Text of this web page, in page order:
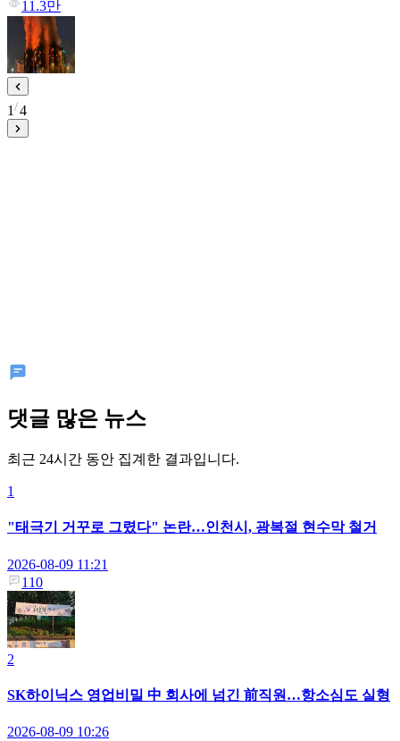
11.3만
1 4
댓글 많은 뉴스
최근 24시간 동안 집계한 결과입니다.
1
"태극기 거꾸로 그렸다" 논란…인천시, 광복절 현수막 철거
2026-08-09 11:21
110
2
SK하이닉스 영업비밀 中 회사에 넘긴 前직원…항소심도 실형
2026-08-09 10:26